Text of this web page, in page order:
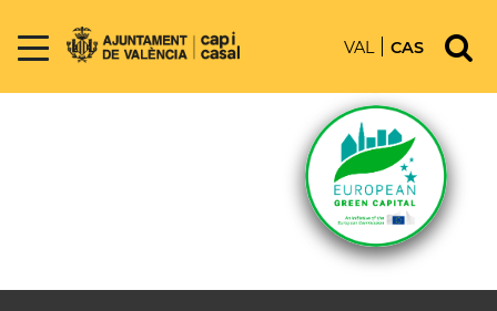
VAL CAS